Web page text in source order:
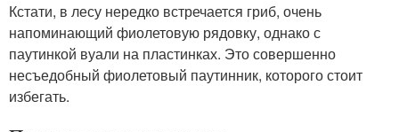
Кстати, в лесу нередко встречается гриб, очень
напоминающий фиолетовую рядовку, однако с
паутинкой вуали на пластинках. Это совершенно
несъедобный фиолетовый паутинник, которого стоит
избегать.